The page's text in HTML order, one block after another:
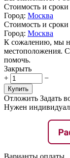
Стоимость и сроки
Город: Москва
Стоимость и сроки
Город: Москва
К сожалению, мы
местоположения.
помочь.
Закрыть
+
−
Купить
Отложить Задать
Нужен
Варианты оплаты